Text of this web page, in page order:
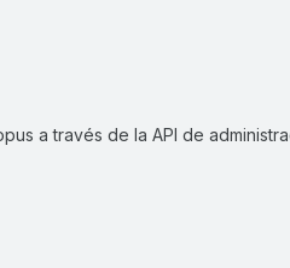
a través de la API de